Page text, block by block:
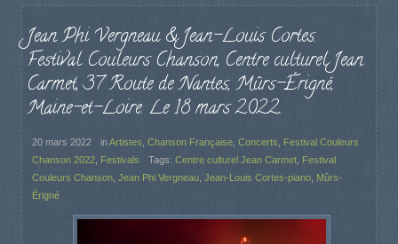
Jean Phi Vergneau & Jean-Louis Cortes.
Festival Couleurs Chanson, Centre culturel Jean
Carmet, 37 Route de Nantes, Mûrs-Érigné,
Maine-et-Loire. Le 18 mars 2022.
20 mars 2022 inArtistes Chanson Française Concerts
Festival Couleurs
Chanson 2022 Festivals Tags: Centre culturel Jean Carmet Festival
Couleurs Chanson Jean Phi Vergneau Jean-Louis Cortes-piano Mûrs-
Érigné